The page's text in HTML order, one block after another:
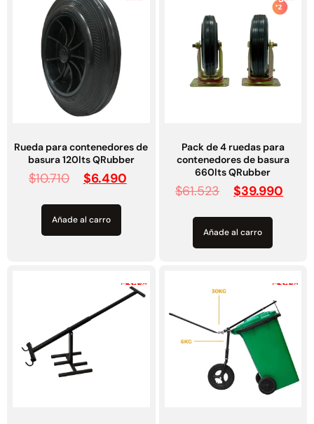
Rueda para contenedores de
basura 120lts QRubber
$10.710 $6.490
Añade al carro
Pack de 4 ruedas para
contenedores de basura
660lts QRubber
$61.523 $39.990
Añade al carro
-35% -35%
4.8mm neopreno con 1 tela
3.5MP
$803.797
Agregar al carrito
Explora más productos